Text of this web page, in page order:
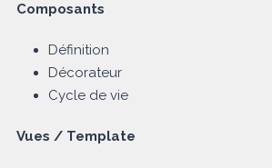
Composants
Définition
Décorateur
Cycle de vie
Vues / Template